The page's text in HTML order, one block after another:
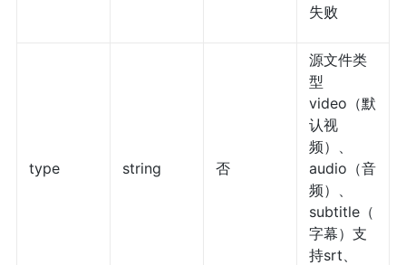
失败
type string 否
源文件类
型
video（默
认视
频）、
audio（音
频）、
subtitle（
字幕）支
持srt、